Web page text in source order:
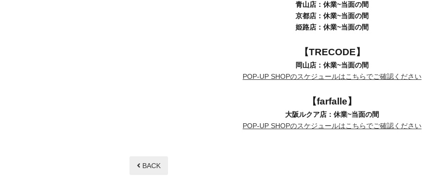
青山店：休業~当面の間
京都店：休業~当面の間
姫路店：休業~当面の間
【TRECODE】
岡山店：休業~当面の間
POP-UP SHOPのスケジュールはこちらでご確認ください
【farfalle】
大阪ルクア店：休業~当面の間
POP-UP SHOPのスケジュールはこちらでご確認ください
BACK